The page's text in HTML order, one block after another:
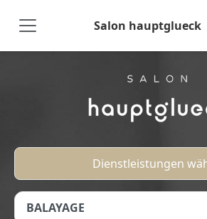
Salon hauptglueck
Online- Dienstleistungen
BALAYAGE